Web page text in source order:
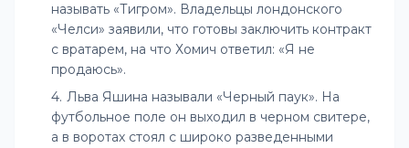
называть «Тигром». Владельцы лондонского
«Челси» заявили, что готовы заключить контракт
с вратарем, на что Хомич ответил: «Я не
продаюсь».
Льва Яшина называли «Черный паук». На
футбольное поле он выходил в черном свитере,
а в воротах стоял с широко разведенными